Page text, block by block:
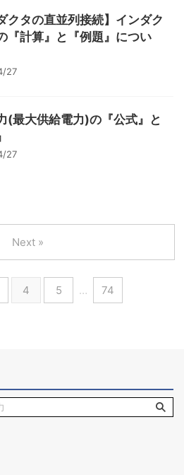
クタの直並列接続】インダク
『計算』と『例題』につい
27
(最大供給電力)の『公式』と
27
4 5 … 74
Next »